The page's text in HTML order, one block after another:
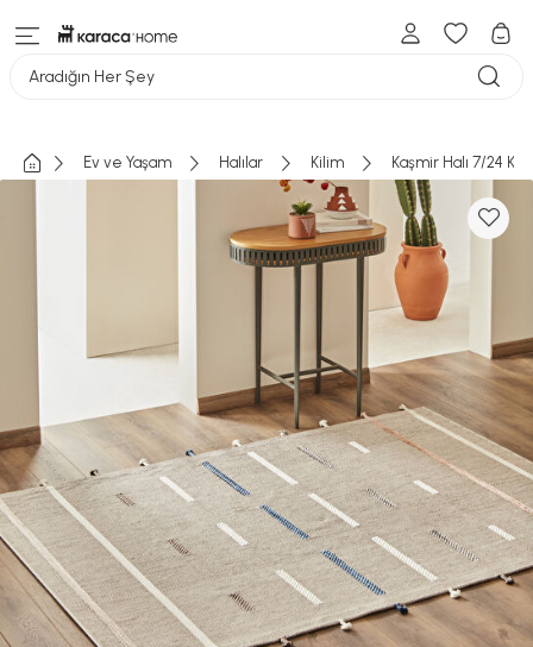
Aradığın Her Şey
Ev ve Yaşam Halılar Kilim Kaşmir Halı 7/24